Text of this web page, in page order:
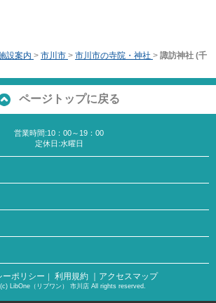
設案内 > 市川市 > 市川市の寺院・神社 > 諏訪神社 (千
ページトップに戻る
営業時間:10：00～19：00
定休日:水曜日
ーポリシー ｜ 利用規約 ｜アクセスマップ
LibOne（リブワン） 市川店 All rights reserved.